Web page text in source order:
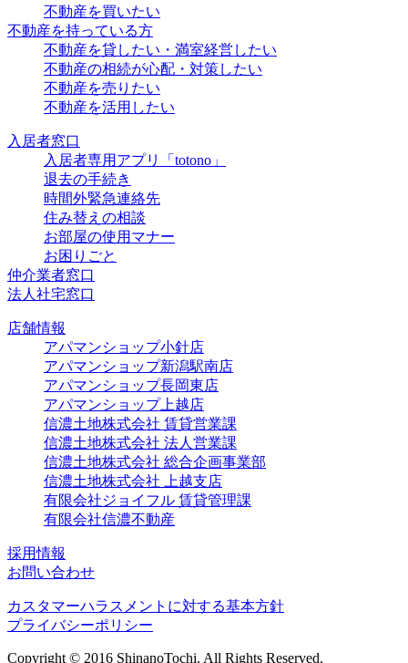
不動産を買いたい
不動産を持っている方
不動産を貸したい・満室経営したい
不動産の相続が心配・対策したい
不動産を売りたい
不動産を活用したい
入居者窓口
入居者専用アプリ「totono」
退去の手続き
時間外緊急連絡先
住み替えの相談
お部屋の使用マナー
お困りごと
仲介業者窓口
法人社宅窓口
店舗情報
アパマンショップ小針店
アパマンショップ新潟駅南店
アパマンショップ長岡東店
アパマンショップ上越店
信濃土地株式会社 賃貸営業課
信濃土地株式会社 法人営業課
信濃土地株式会社 総合企画事業部
信濃土地株式会社 上越支店
有限会社ジョイフル 賃貸管理課
有限会社信濃不動産
採用情報
お問い合わせ
カスタマーハラスメントに対する基本方針
プライバシーポリシー
Copyright © 2016 ShinanoTochi. All Rights Reserved.